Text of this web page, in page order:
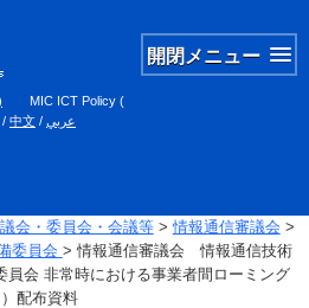
開閉メニュー
MIC ICT Policy (
/ 中文 / عربي
会・委員会・会議等>情報通信審議会 >
委員会 > 情報通信審議会 情報通信技術
会 非常時における事業者間ローミング
配布資料